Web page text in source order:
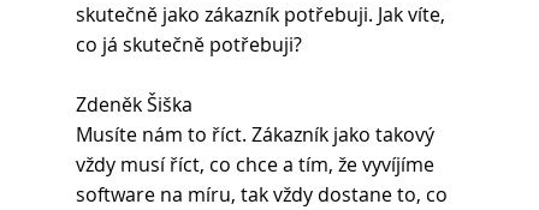
skutečně jako zákazník potřebuji. Jak víte,
co já skutečně potřebuji?
Zdeněk Šiška
Musíte nám to říct. Zákazník jako takový
vždy musí říct, co chce a tím, že vyvíjíme
software na míru, tak vždy dostane to, co